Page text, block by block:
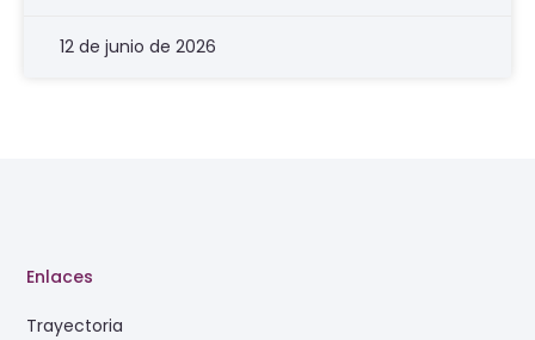
12 de junio de 2026
Enlaces
Trayectoria